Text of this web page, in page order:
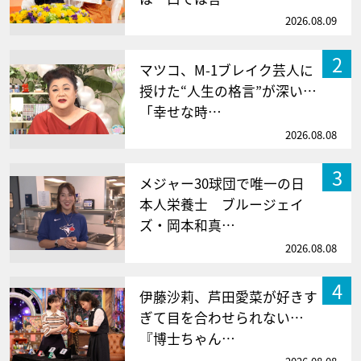
2026.08.09
2
マツコ、M-1ブレイク芸人に
授けた“人生の格言”が深い…
「幸せな時…
2026.08.08
3
メジャー30球団で唯一の日
本人栄養士 ブルージェイ
ズ・岡本和真…
2026.08.08
4
伊藤沙莉、芦田愛菜が好きす
ぎて目を合わせられない…
『博士ちゃん…